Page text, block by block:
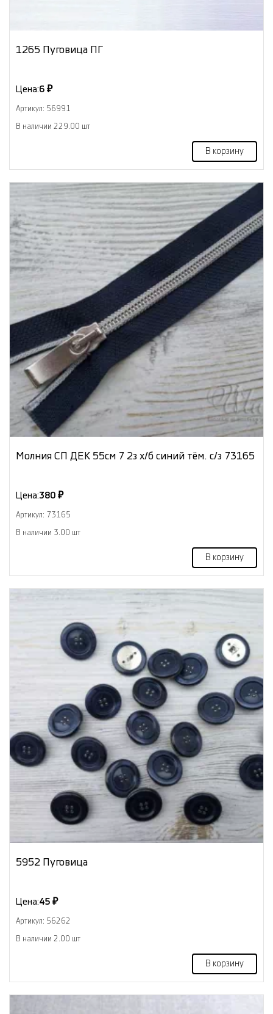
1265 Пуговица ПГ
Цена:6 ₽
Артикул: 56991
В наличии 229.00 шт
В корзину
Молния СП ДЕК 55см 7 2з х/б синий тём. с/з 73165
Цена:380 ₽
Артикул: 73165
В наличии 3.00 шт
В корзину
5952 Пуговица
Цена:45 ₽
Артикул: 56262
В наличии 2.00 шт
В корзину